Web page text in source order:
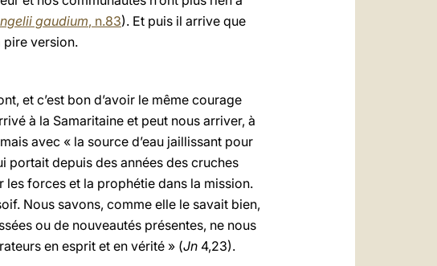
gaudium, n.83). Et puis il arrive que
pire version.
et c’est bon d’avoir le même courage
à la Samaritaine et peut nous arriver, à
avec « la source d’eau jaillissant pour
portait depuis des années des cruches
les forces et la prophétie dans la mission.
Nous savons, comme elle le savait bien,
ou de nouveautés présentes, ne nous
en esprit et en vérité » (Jn 4,23).